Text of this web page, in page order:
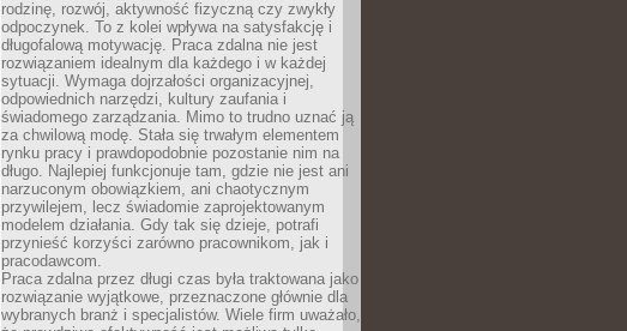
rodzinę, rozwój, aktywność fizyczną czy zwykły
odpoczynek. To z kolei wpływa na satysfakcję i
długofalową motywację. Praca zdalna nie jest
rozwiązaniem idealnym dla każdego i w każdej
sytuacji. Wymaga dojrzałości organizacyjnej,
odpowiednich narzędzi, kultury zaufania i
świadomego zarządzania. Mimo to trudno uznać ją
za chwilową modę. Stała się trwałym elementem
rynku pracy i prawdopodobnie pozostanie nim na
długo. Najlepiej funkcjonuje tam, gdzie nie jest ani
narzuconym obowiązkiem, ani chaotycznym
przywilejem, lecz świadomie zaprojektowanym
modelem działania. Gdy tak się dzieje, potrafi
przynieść korzyści zarówno pracownikom, jak i
pracodawcom.
Praca zdalna przez długi czas była traktowana jako
rozwiązanie wyjątkowe, przeznaczone głównie dla
wybranych branż i specjalistów. Wiele firm uważało,